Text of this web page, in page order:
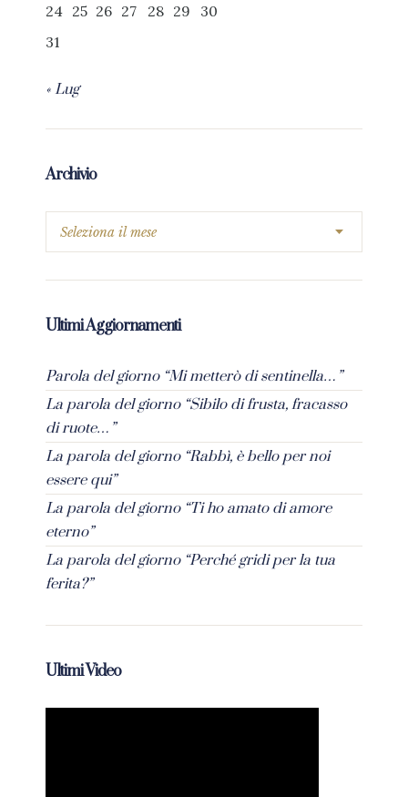
24 25 26 27 28 29
30
31
« Lug
Archivio
Ultimi Aggiornamenti
Parola del giorno “Mi metterò di sentinella…”
La parola del giorno “Sibilo di frusta, fracasso
di ruote…”
La parola del giorno “Rabbì, è bello per noi
essere qui”
La parola del giorno “Ti ho amato di amore
eterno”
La parola del giorno “Perché gridi per la tua
ferita?”
Ultimi Video